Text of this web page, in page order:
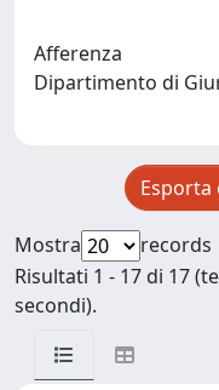
Afferenza
Dipartimento di
Mostra
records
Risultati 1 - 17 di 17
secondi).